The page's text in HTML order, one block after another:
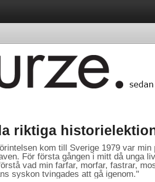
riktiga
kom till Sverige 1979 var min
För första gången i mitt då unga
vad min farfar, morfar, fastrar,
syskon tvingades att gå igenom."